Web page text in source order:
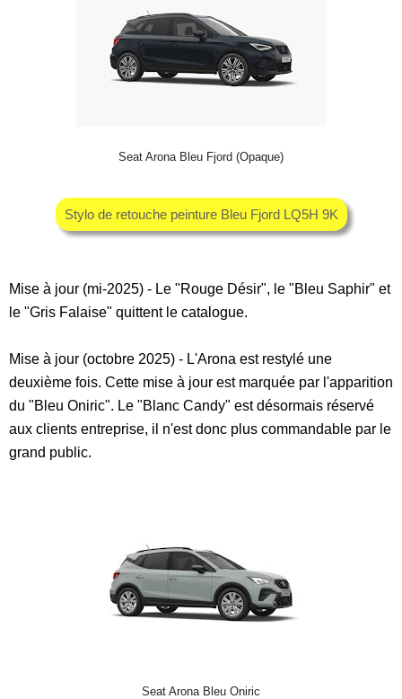
Seat Arona Bleu Fjord (Opaque)
Stylo de retouche peinture Bleu Fjord LQ5H 9K
Mise à jour (mi-2025) - Le "Rouge Désir", le "Bleu Saphir" et
le "Gris Falaise" quittent le catalogue.
Mise à jour (octobre 2025) - L'Arona est restylé une
deuxième fois. Cette mise à jour est marquée par l'apparition
du "Bleu Oniric". Le "Blanc Candy" est désormais réservé
aux clients entreprise, il n'est donc plus commandable par le
grand public.
Seat Arona Bleu Oniric